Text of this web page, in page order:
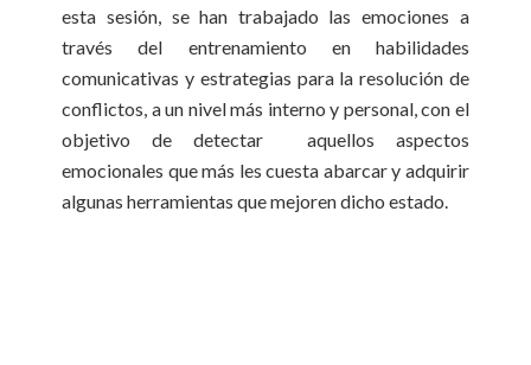
esta sesión, se han trabajado las emociones a
través del entrenamiento en habilidades
comunicativas y estrategias para la resolución de
conflictos, a un nivel más interno y personal, con el
objetivo de detectar aquellos aspectos
emocionales que más les cuesta abarcar y adquirir
algunas herramientas que mejoren dicho estado.